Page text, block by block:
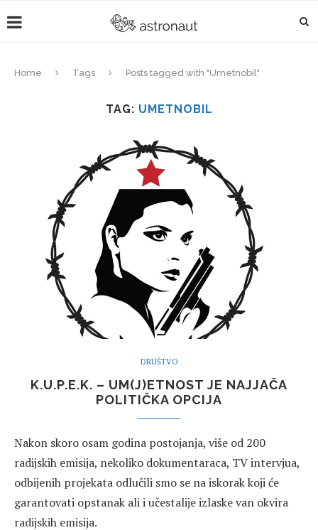
Home Tags Posts tagged with "Umetnobil"
TAG: UMETNOBIL
DRUŠTVO
K.U.P.E.K. – UM(J)ETNOST JE NAJJAČA
POLITIČKA OPCIJA
Nakon skoro osam godina postojanja, više od 200
radijskih emisija, nekoliko dokumentaraca, TV intervjua,
odbijenih projekata odlučili smo se na iskorak koji će
garantovati opstanak ali i učestalije izlaske van okvira
radijskih emisija.